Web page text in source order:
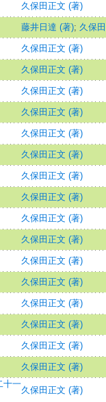
久保田正文 (著)
藤井日達 (著); 久保
久保田正文 (著)
久保田正文 (著)
久保田正文 (著)
久保田正文 (著)
久保田正文 (著)
久保田正文 (著)
久保田正文 (著)
久保田正文 (著)
久保田正文 (著)
久保田正文 (著)
久保田正文 (著)
久保田正文 (著)
久保田正文 (著)
久保田正文 (著)
久保田正文 (著)
久保田正文 (著)
十一
久保田正文 (著)